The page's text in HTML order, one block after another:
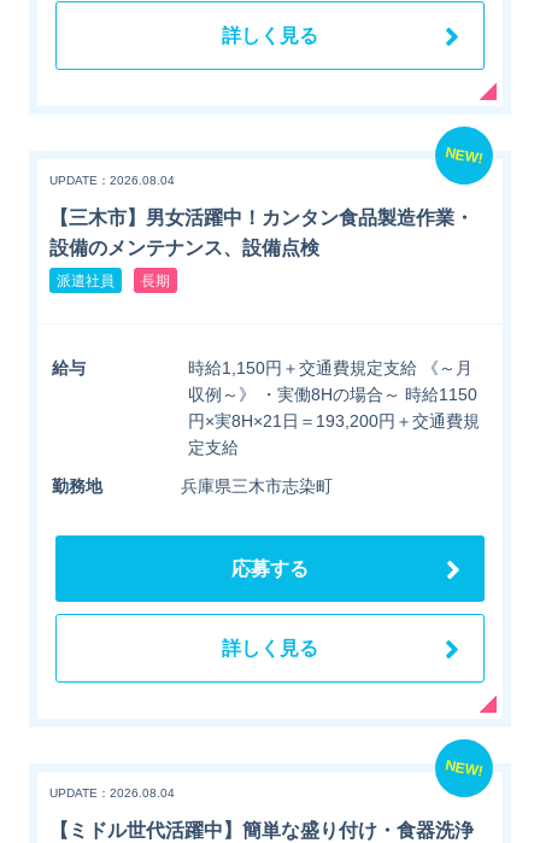
詳しく見る
NEW!
UPDATE：2026.08.04
【三木市】男女活躍中！カンタン食品製造作業・
設備のメンテナンス、設備点検
派遣社員 長期
給与
時給1,150円＋交通費規定支給 《～月
収例～》 ・実働8Hの場合～ 時給1150
円×実8H×21日＝193,200円＋交通費規
定支給
勤務地
兵庫県三木市志染町
応募する
詳しく見る
NEW!
UPDATE：2026.08.04
【ミドル世代活躍中】簡単な盛り付け・食器洗浄